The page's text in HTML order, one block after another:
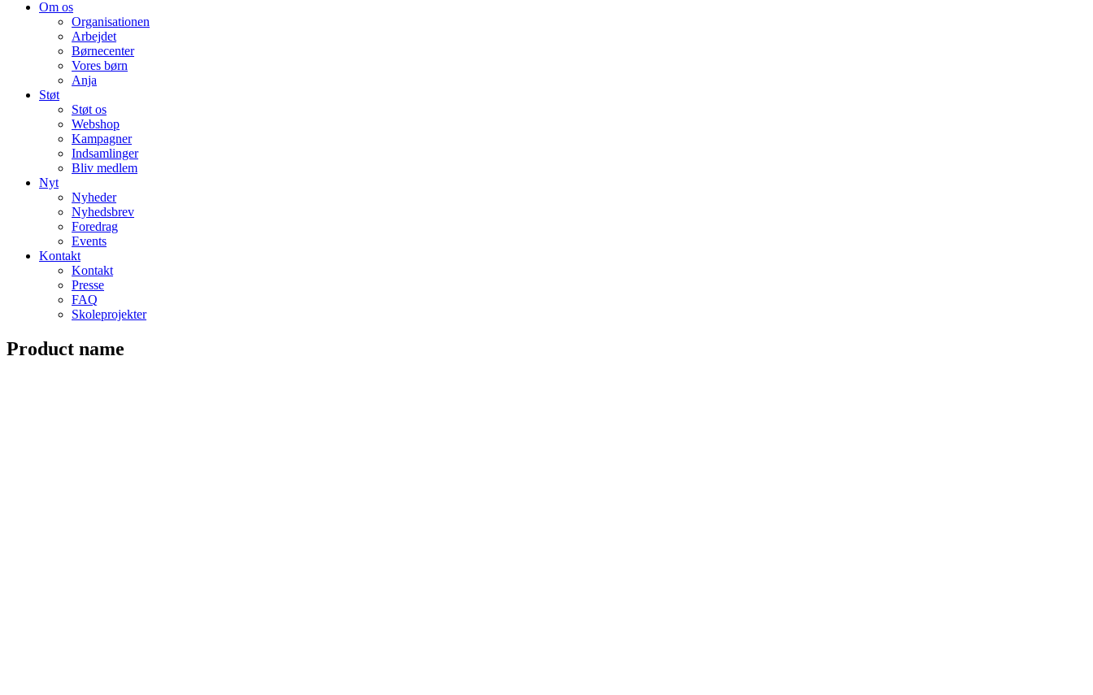
Om os
Organisationen
Arbejdet
Børnecenter
Vores børn
Anja
Støt
Støt os
Webshop
Kampagner
Indsamlinger
Bliv medlem
Nyt
Nyheder
Nyhedsbrev
Foredrag
Events
Kontakt
Kontakt
Presse
FAQ
Skoleprojekter
Product name